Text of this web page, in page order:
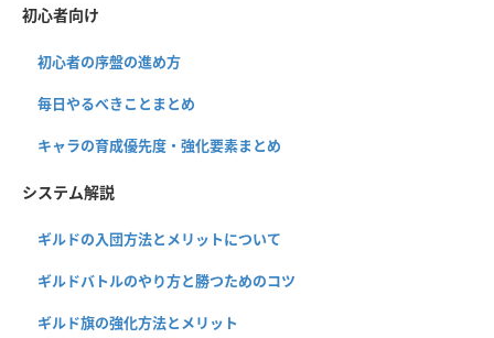
初心者向け
初心者の序盤の進め方
毎日やるべきことまとめ
キャラの育成優先度・強化要素まとめ
システム解説
ギルドの入団方法とメリットについて
ギルドバトルのやり方と勝つためのコツ
ギルド旗の強化方法とメリット